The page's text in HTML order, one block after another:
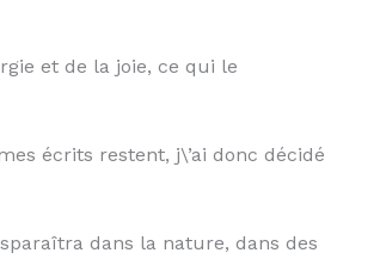
et de la joie, ce qui le
écrits restent, j\’ai donc décidé
dans la nature, dans des